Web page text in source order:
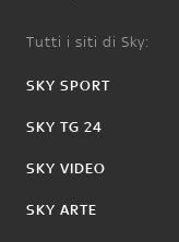
Tutti i siti di Sky:
SKY SPORT
SKY TG 24
SKY VIDEO
SKY ARTE